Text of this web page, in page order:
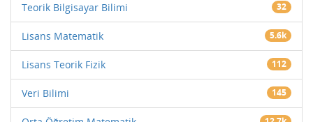
Teorik Bilgisayar Bilimi 32
Lisans Matematik 5.6k
Lisans Teorik Fizik 112
Veri Bilimi 145